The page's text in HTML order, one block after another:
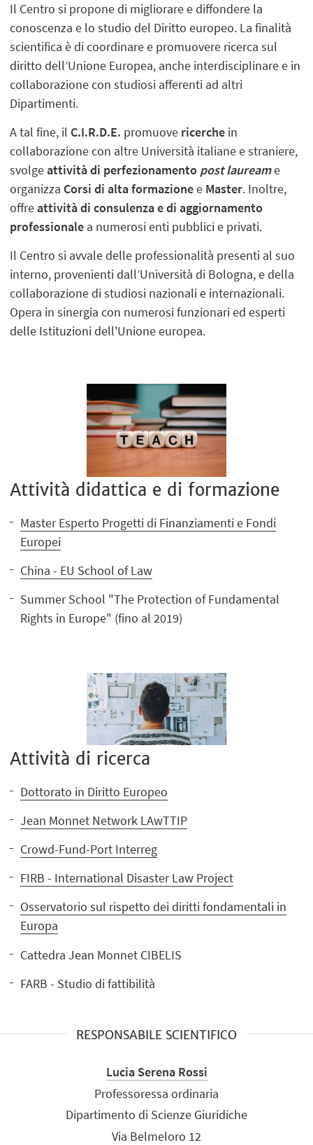
Il Centro si propone di migliorare e diffondere la
conoscenza e lo studio del Diritto europeo. La finalità
scientifica è di coordinare e promuovere ricerca sul
diritto dell’Unione Europea, anche interdisciplinare e in
collaborazione con studiosi afferenti ad altri
Dipartimenti.
A tal fine, il C.I.R.D.E. promuove ricerche in
collaborazione con altre Università italiane e straniere,
svolgeattività di perfezionamento post laureame
organizza Corsi di alta formazionee Master. Inoltre,
offreattività di consulenza e di aggiornamento
professionale a numerosi enti pubblici e privati.
Il Centro si avvale delle professionalità presenti al suo
interno, provenienti dall’Università di Bologna, e della
collaborazione di studiosi nazionali e internazionali.
Opera in sinergia con numerosi funzionari ed esperti
delle Istituzioni dell'Unione europea.
Attività didattica e di formazione
Master Esperto Progetti di Finanziamenti e Fondi
Europei
China - EU School of Law
Summer School "The Protection of Fundamental
Rights in Europe" (fino al 2019)
Attività di ricerca
Dottorato in Diritto Europeo
Jean Monnet Network LAwTTIP
Crowd-Fund-Port Interreg
FIRB - International Disaster Law Project
Osservatorio sul rispetto dei diritti fondamentali in
Europa
Cattedra Jean Monnet CIBELIS
FARB - Studio di fattibilità
RESPONSABILE SCIENTIFICO
Lucia Serena Rossi
Professoressa ordinaria
Dipartimento di Scienze Giuridiche
Via Belmeloro 12